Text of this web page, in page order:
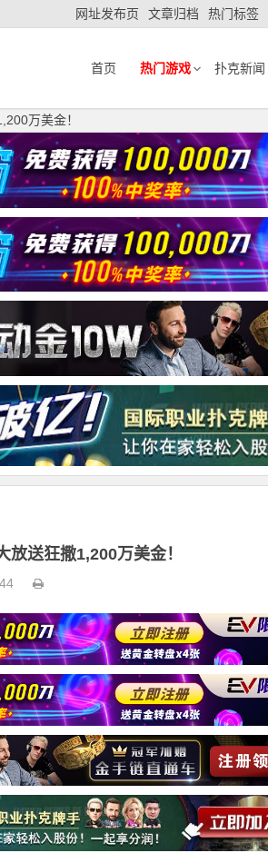
网址发布页 文章归档 热门标签
首页 热门游戏 扑克新闻
万美金！
放送狂撒1,200万美金！